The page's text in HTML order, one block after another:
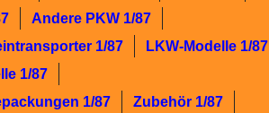
Andere PKW 1/87
1/87
LKW-Modelle 1/87
1/87
1/87
Zubehör 1/87